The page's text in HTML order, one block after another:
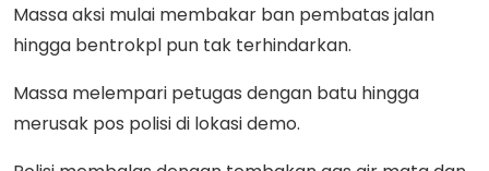
Massa aksi mulai membakar ban pembatas jalan
hingga bentrokpl pun tak terhindarkan.
Massa melempari petugas dengan batu hingga
merusak pos polisi di lokasi demo.